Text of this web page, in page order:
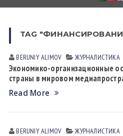
TAG
BERUNIY ALIMOV ЖУРНАЛИСТИКА
Экономико-организационные
страны в мировом
Read More
BERUNIY ALIMOV ЖУРНАЛИСТИКА